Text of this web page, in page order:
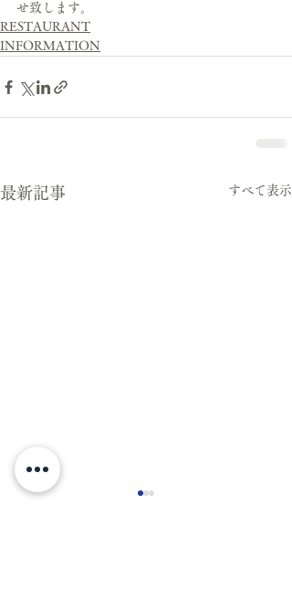
せ致します。
RESTAURANT
INFORMATION
最新記事 すべて表示